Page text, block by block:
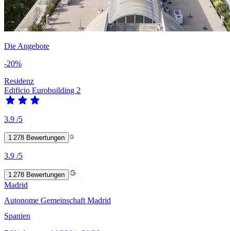
Die Angebote
-20%
Residenz
Edificio Eurobuilding 2
3.9 /5
1 278 Bewertungen
3.9 /5
1 278 Bewertungen
Madrid
Autonome Gemeinschaft Madrid
Spanien